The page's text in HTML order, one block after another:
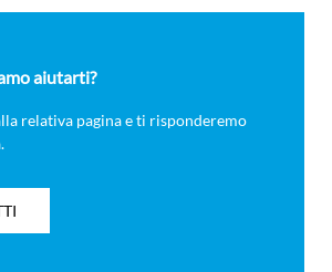
aiutarti?
relativa pagina e ti risponderemo